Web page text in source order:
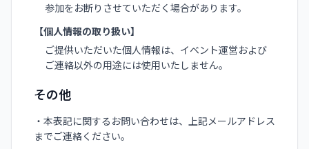
参加をお断りさせていただく場合があります。
【個人情報の取り扱い】
ご提供いただいた個人情報は、イベント運営および
ご連絡以外の用途には使用いたしません。
その他
・本表記に関するお問い合わせは、上記メールアドレス
までご連絡ください。